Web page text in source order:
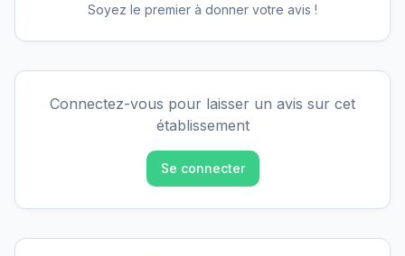
Soyez le premier à donner votre avis !
Connectez-vous pour laisser un avis sur cet
établissement
Se connecter